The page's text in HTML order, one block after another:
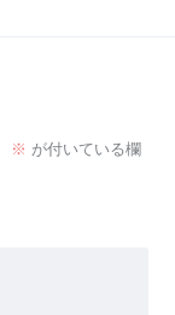
※ が付いている欄